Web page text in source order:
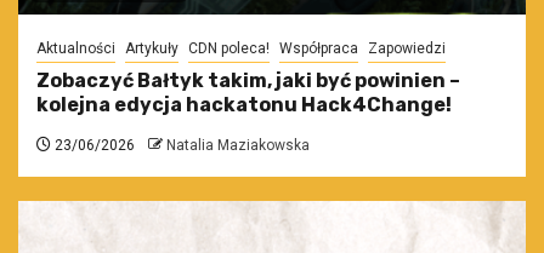
Aktualności Artykuły CDN poleca! Współpraca Zapowiedzi
Zobaczyć Bałtyk takim, jaki być powinien –
kolejna edycja hackatonu Hack4Change!
23/06/2026 Natalia Maziakowska